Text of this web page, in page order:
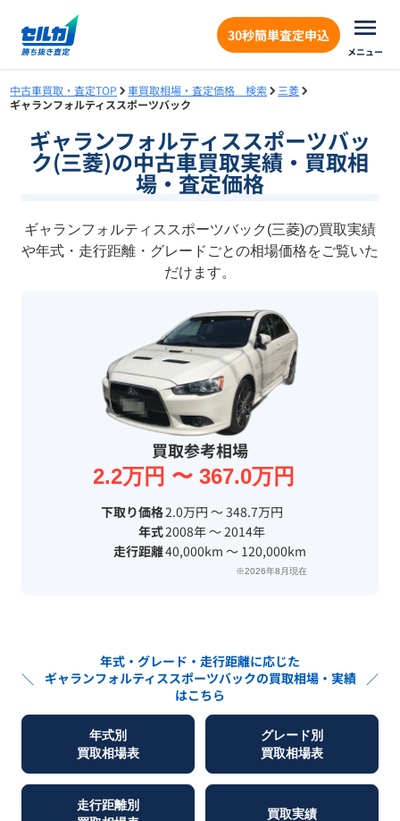
30秒簡単査定申込
メニュー
中古車買取・査定TOP 車買取相場・査定価格 検索
三菱
ギャランフォルティススポーツバック
ギャランフォルティススポーツバッ
ク(三菱)の中古車買取実績・買取相
場・査定価格
ギャランフォルティススポーツバック(三菱)の買取実績
や年式・走行距離・グレードごとの相場価格をご覧いた
だけます。
買取参考相場
2.2万円 〜 367.0万円
下取り価格2.0万円 〜 348.7万円
年式2008年 〜 2014年
走行距離40,000km 〜 120,000km
※2026年8月現在
＼
年式・グレード・走行距離に応じた
ギャランフォルティススポーツバックの買取相場・実績
はこちら
／
年式別
買取相場表
グレード別
買取相場表
走行距離別
買取実績